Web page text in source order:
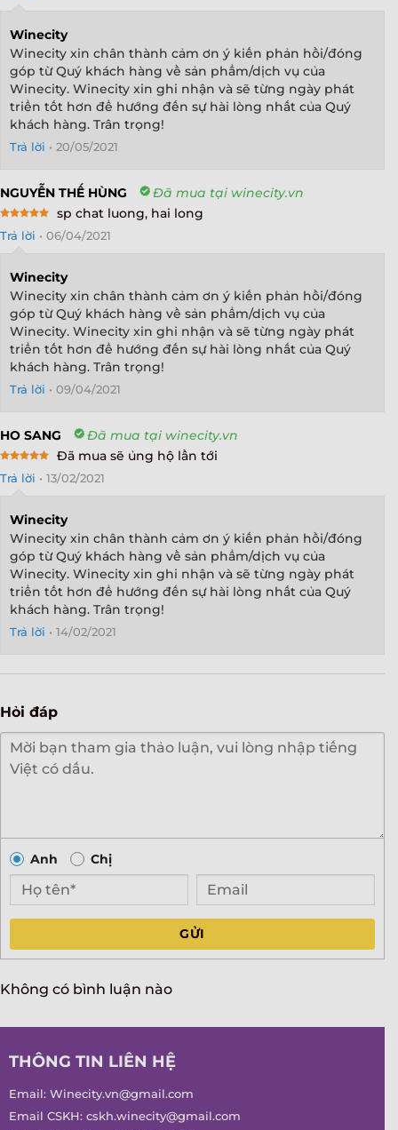
Winecity
Winecity xin chân thành cảm ơn ý kiến phản hồi/đóng
góp từ Quý khách hàng về sản phẩm/dịch vụ của
Winecity. Winecity xin ghi nhận và sẽ từng ngày phát
triển tốt hơn để hướng đến sự hài lòng nhất của Quý
khách hàng. Trân trọng!
Trả lời • 20/05/2021
NGUYỄN THẾ HÙNG Đã mua tại winecity.vn
out of 5
sp chat luong, hai long
Trả lời • 06/04/2021
Winecity
Winecity xin chân thành cảm ơn ý kiến phản hồi/đóng
góp từ Quý khách hàng về sản phẩm/dịch vụ của
Winecity. Winecity xin ghi nhận và sẽ từng ngày phát
triển tốt hơn để hướng đến sự hài lòng nhất của Quý
khách hàng. Trân trọng!
Trả lời • 09/04/2021
HO SANG Đã mua tại winecity.vn
out of 5
Đã mua sẽ ủng hộ lần tới
Trả lời • 13/02/2021
Winecity
Winecity xin chân thành cảm ơn ý kiến phản hồi/đóng
góp từ Quý khách hàng về sản phẩm/dịch vụ của
Winecity. Winecity xin ghi nhận và sẽ từng ngày phát
triển tốt hơn để hướng đến sự hài lòng nhất của Quý
khách hàng. Trân trọng!
Trả lời • 14/02/2021
Hỏi đáp
Anh Chị
GỬI
Không có bình luận nào
THÔNG TIN LIÊN HỆ
Email: Winecity.vn@gmail.com
Email CSKH: cskh.winecity@gmail.com